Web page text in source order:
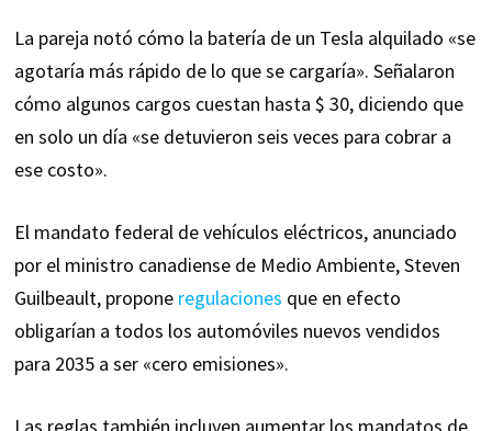
La pareja notó cómo la batería de un Tesla alquilado «se
agotaría más rápido de lo que se cargaría». Señalaron
cómo algunos cargos cuestan hasta $ 30, diciendo que
en solo un día «se detuvieron seis veces para cobrar a
ese costo».
El mandato federal de vehículos eléctricos, anunciado
por el ministro canadiense de Medio Ambiente, Steven
Guilbeault, propone regulaciones que en efecto
obligarían a todos los automóviles nuevos vendidos
para 2035 a ser «cero emisiones».